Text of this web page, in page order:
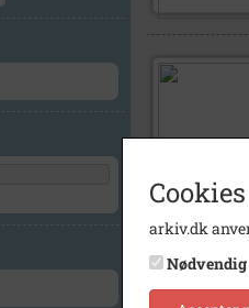
arkiv.dk
Nødvendig